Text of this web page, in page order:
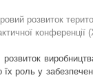
розвиток
конференції
роль у